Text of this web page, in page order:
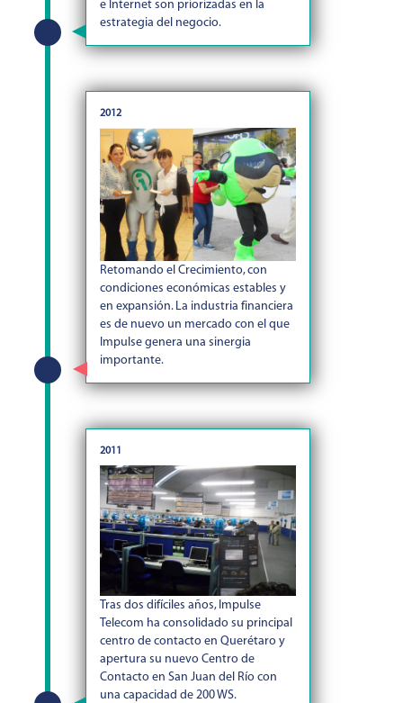
e Internet son priorizadas en la
estrategia del negocio.
2012
Retomando el Crecimiento, con
condiciones económicas estables y
en expansión. La industria financiera
es de nuevo un mercado con el que
Impulse genera una sinergia
importante.
2011
Tras dos difíciles años, Impulse
Telecom ha consolidado su principal
centro de contacto en Querétaro y
apertura su nuevo Centro de
Contacto en San Juan del Río con
una capacidad de 200 WS.